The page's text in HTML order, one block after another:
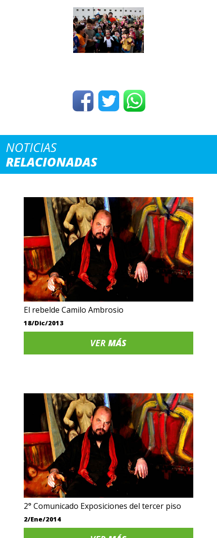
NOTICIAS
RELACIONADAS
El rebelde Camilo Ambrosio
18/Dic/2013
VERMÁS
2° Comunicado Exposiciones del tercer piso
2/Ene/2014